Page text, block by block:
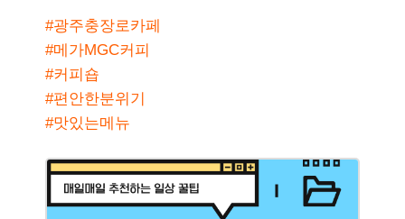
#광주충장로카페
#메가MGC커피
#커피숍
#편안한분위기
#맛있는메뉴